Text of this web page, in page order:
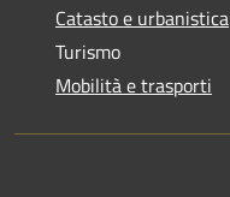
Catasto e urbanistica
Turismo
Mobilità e trasporti